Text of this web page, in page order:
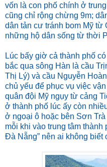
vốn là con phố chính ở
cũng chỉ rộng chừng 9m;
dân tản cư tránh bom Mỹ từ
những hộ dân sống từ thời
Lúc bấy giờ cả thành phố
bắc qua sông Hàn là cầu
Thị Lý) và cầu Nguyễn
chủ yếu để phục vụ việc
quân đội Mỹ ngụy từ cảng
ở thành phố lúc ấy còn
ở ngoại ô hoặc bên Sơn
mỗi khi vào trung tâm
Đà Nẵng” nên ai không